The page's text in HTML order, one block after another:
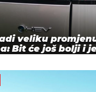
veliku
Bit će još bolji i